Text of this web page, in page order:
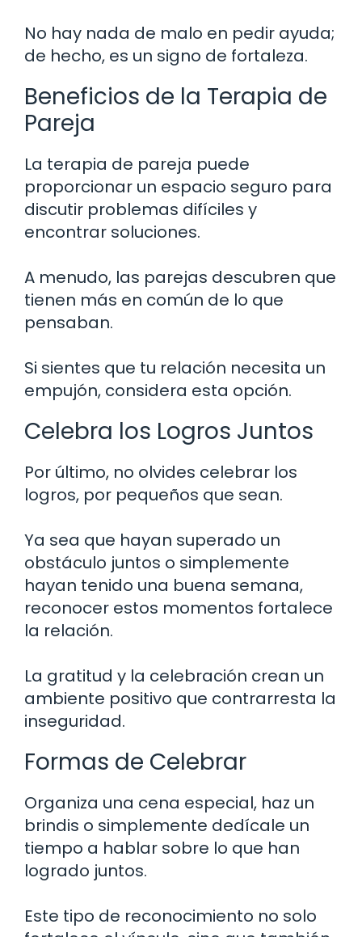
No hay nada de malo en pedir ayuda;
de hecho, es un signo de fortaleza.
Beneficios de la Terapia de
Pareja
La terapia de pareja puede
proporcionar un espacio seguro para
discutir problemas difíciles y
encontrar soluciones.
A menudo, las parejas descubren que
tienen más en común de lo que
pensaban.
Si sientes que tu relación necesita un
empujón, considera esta opción.
Celebra los Logros Juntos
Por último, no olvides celebrar los
logros, por pequeños que sean.
Ya sea que hayan superado un
obstáculo juntos o simplemente
hayan tenido una buena semana,
reconocer estos momentos fortalece
la relación.
La gratitud y la celebración crean un
ambiente positivo que contrarresta la
inseguridad.
Formas de Celebrar
Organiza una cena especial, haz un
brindis o simplemente dedícale un
tiempo a hablar sobre lo que han
logrado juntos.
Este tipo de reconocimiento no solo